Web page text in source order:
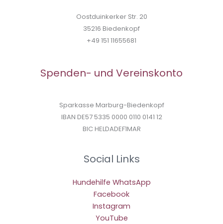
Oostduinkerker Str. 20
35216 Biedenkopf
+49 151 11655681
Spenden- und Vereinskonto
Sparkasse Marburg-Biedenkopf
IBAN DE57 5335 0000 0110 0141 12
BIC HELDADEF1MAR
Social Links
Hundehilfe WhatsApp
Facebook
Instagram
YouTube